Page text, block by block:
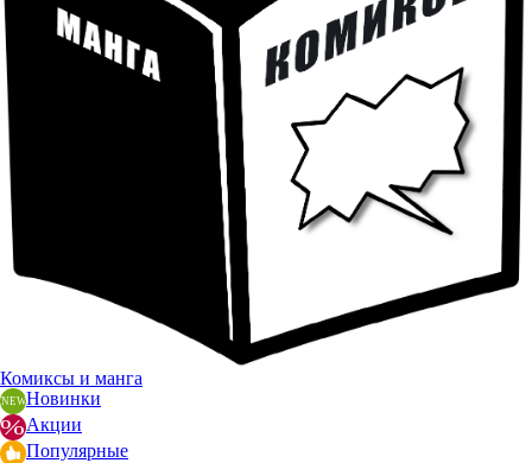
Комиксы и манга
Новинки
Акции
Популярные